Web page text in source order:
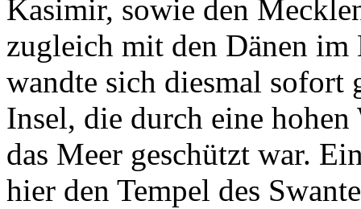
Kasimir, sowie den
zugleich mit den Dänen
wandte sich diesmal sofort
Insel, die durch eine hohen
das Meer geschützt war.
hier den Tempel des